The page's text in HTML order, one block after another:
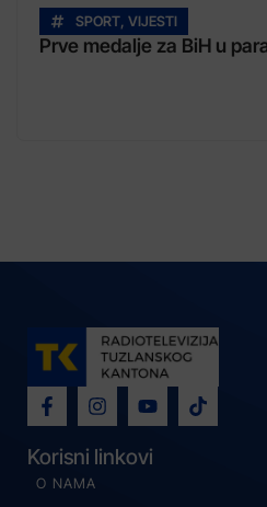
SPORT, VIJESTI
Prve medalje za BiH u
Korisni linkovi
O NAMA